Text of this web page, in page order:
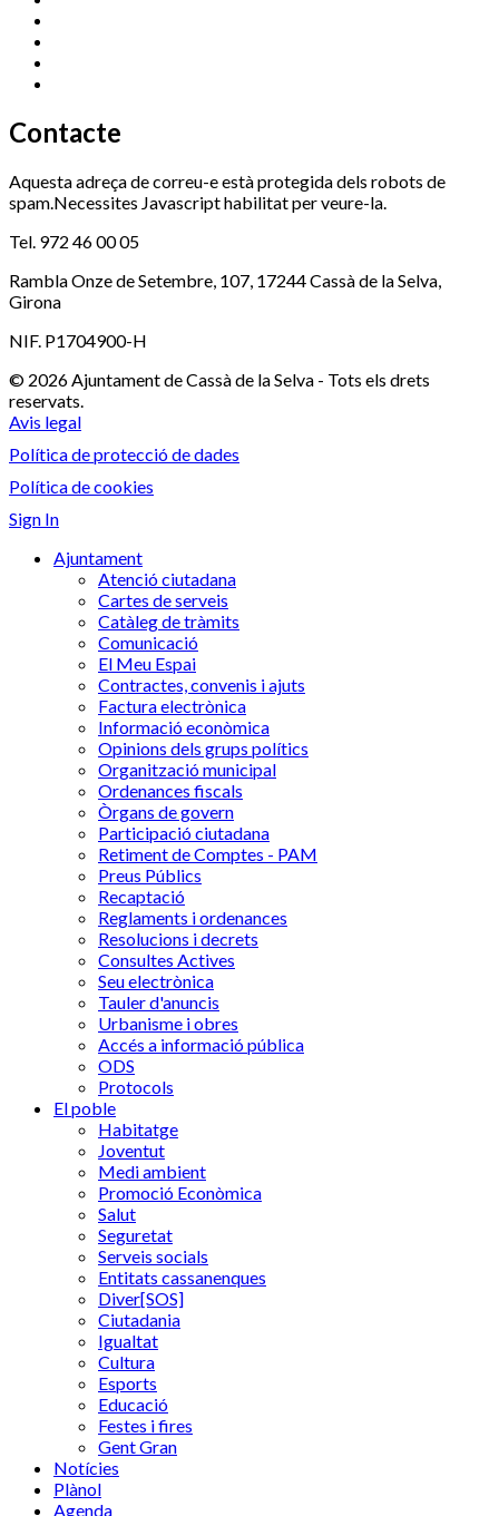
Contacte
Aquesta adreça de correu-e està protegida dels robots de
spam.Necessites Javascript habilitat per veure-la.
Tel. 972 46 00 05
Rambla Onze de Setembre, 107, 17244 Cassà de la Selva,
Girona
NIF. P1704900-H
© 2026 Ajuntament de Cassà de la Selva - Tots els drets
reservats.
Avis legal
Política de protecció de dades
Política de cookies
Sign In
Ajuntament
Atenció ciutadana
Cartes de serveis
Catàleg de tràmits
Comunicació
El Meu Espai
Contractes, convenis i ajuts
Factura electrònica
Informació econòmica
Opinions dels grups polítics
Organització municipal
Ordenances fiscals
Òrgans de govern
Participació ciutadana
Retiment de Comptes - PAM
Preus Públics
Recaptació
Reglaments i ordenances
Resolucions i decrets
Consultes Actives
Seu electrònica
Tauler d'anuncis
Urbanisme i obres
Accés a informació pública
ODS
Protocols
El poble
Habitatge
Joventut
Medi ambient
Promoció Econòmica
Salut
Seguretat
Serveis socials
Entitats cassanenques
Diver[SOS]
Ciutadania
Igualtat
Cultura
Esports
Educació
Festes i fires
Gent Gran
Notícies
Plànol
Agenda